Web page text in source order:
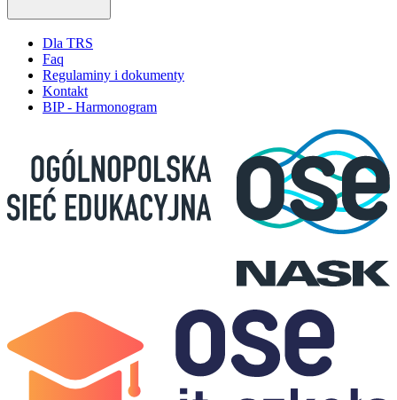
Dla TRS
Faq
Regulaminy i dokumenty
Kontakt
BIP - Harmonogram